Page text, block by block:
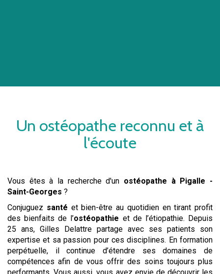
Un ostéopathe reconnu et à
l'écoute
Vous êtes à la recherche d'un ostéopathe à Pigalle -
Saint-Georges ?
Conjuguez santé et bien-être au quotidien en tirant profit
des bienfaits de l’ostéopathie et de l’étiopathie. Depuis
25 ans, Gilles Delattre partage avec ses patients son
expertise et sa passion pour ces disciplines. En formation
perpétuelle, il continue d’étendre ses domaines de
compétences afin de vous offrir des soins toujours plus